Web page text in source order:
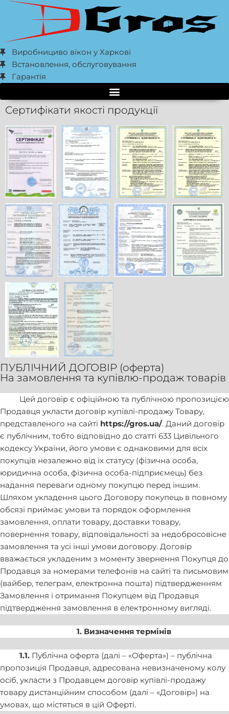
Виробнициво вікон у Харкові
Встановлення, обслуговування
Гарантія
Сертифікати якості продукції
ПУБЛІЧНИЙ ДОГОВІР (оферта)
На замовлення та купівлю-продаж товарів
Цей договір є офіційною та публічною пропозицією
Продавця укласти договір купівлі-продажу Товару,
представленого на сайті https://gros.ua/. Даний договір
є публічним, тобто відповідно до статті 633 Цивільного
кодексу України, його умови є однаковими для всіх
покупців незалежно від їх статусу (фізична особа,
юридична особа, фізична особа-підприємець) без
надання переваги одному покупцю перед іншим.
Шляхом укладення цього Договору покупець в повному
обсязі приймає умови та порядок оформлення
замовлення, оплати товару, доставки товару,
повернення товару, відповідальності за недобросовісне
замовлення та усі інші умови договору. Договір
вважається укладеним з моменту звернення Покупця до
Продавця за номерами телефонів на сайті та письмовим
(вайбер, телеграм, електронна пошта) підтвердженням
Замовлення і отримання Покупцем від Продавця
підтвердження замовлення в електронному вигляді.
1. Визначення термінів
1.1.Публічна оферта (далі – «Оферта») – публічна
пропозиція Продавця, адресована невизначеному колу
осіб, укласти з Продавцем договір купівлі-продажу
товару дистанційним способом (далі – «Договір») на
умовах, що містяться в цій Оферті.